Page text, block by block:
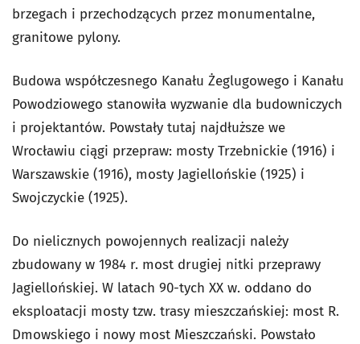
brzegach i przechodzących przez monumentalne,
granitowe pylony.
Budowa współczesnego Kanału Żeglugowego i Kanału
Powodziowego stanowiła wyzwanie dla budowniczych
i projektantów. Powstały tutaj najdłuższe we
Wrocławiu ciągi przepraw: mosty Trzebnickie (1916) i
Warszawskie (1916), mosty Jagiellońskie (1925) i
Swojczyckie (1925).
Do nielicznych powojennych realizacji należy
zbudowany w 1984 r. most drugiej nitki przeprawy
Jagiellońskiej. W latach 90-tych XX w. oddano do
eksploatacji mosty tzw. trasy mieszczańskiej: most R.
Dmowskiego i nowy most Mieszczański. Powstało